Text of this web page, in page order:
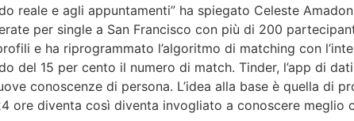
reale e agli appuntamenti” ha spiegato Celeste
per single a San Francisco con più di 200
e ha riprogrammato l’algoritmo di matching con
del 15 per cento il numero di match. Tinder, l’app di
conoscenze di persona. L’idea alla base è quella di
ore diventa così diventa invogliato a conoscere meglio